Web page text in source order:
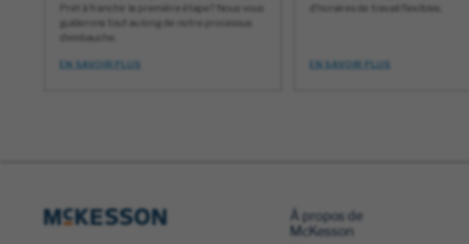
Prêt à franchir la première étape? Nous vous
guiderons tout au long de notre processus
d’embauche.
EN SAVOIR PLUS
d'horaires de travail flexibles.
EN SAVOIR PLUS
À propos de
McKesson